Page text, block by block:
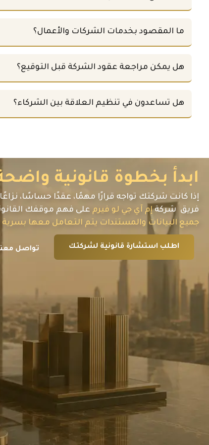
ما المقصود بخدمات الشركات والأعمال؟
هل يمكن مراجعة عقود الشركة قبل التوقيع؟
هل تساعدون في تنظيم العلاقة بين الشركاء؟
ابدأ بخطوة قانونية
إذا كانت شركتك تواجه قرارًا مهمًا، عقدًا حساسًا،
فريق شركةإم آي جي لو فيرم على فهم موقفك
جميع البيانات والمستندات يتم التعامل معها بسرية
اطلب استشارة قانونية لشركتك تواصل